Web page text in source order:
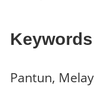
Keywords
Pantun,